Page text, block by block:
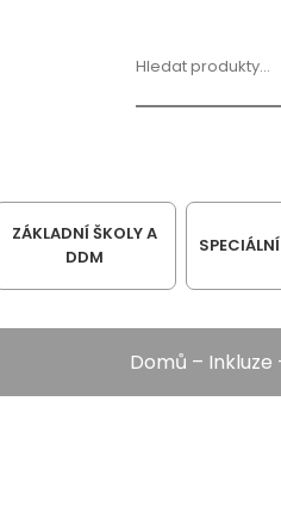
Hledat:
ZÁKLADNÍ ŠKOLY A
DDM
Domů – Inkluze